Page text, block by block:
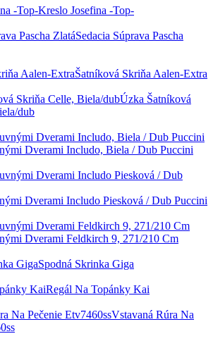
Kreslo Josefina -Top-
Sedacia Súprava Pascha
Šatníková Skriňa Aalen-Extra
Úzka Šatníková
dub
Dverami Includo, Biela / Dub Puccini
Dverami Includo Piesková / Dub Puccini
Dverami Feldkirch 9, 271/210 Cm
Spodná Skrinka Giga
Regál Na Topánky Kai
Vstavaná Rúra Na